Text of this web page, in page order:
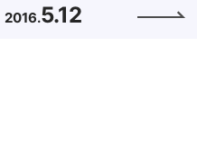
2016.5.12